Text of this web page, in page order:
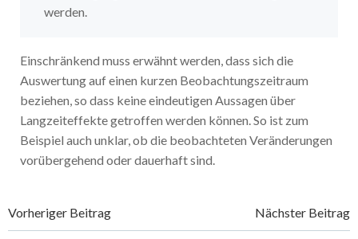
werden.
Einschränkend muss erwähnt werden, dass sich die
Auswertung auf einen kurzen Beobachtungszeitraum
beziehen, so dass keine eindeutigen Aussagen über
Langzeiteffekte getroffen werden können. So ist zum
Beispiel auch unklar, ob die beobachteten Veränderungen
vorübergehend oder dauerhaft sind.
Beitragsnavigation
Vorheriger Beitrag Nächster Beitrag